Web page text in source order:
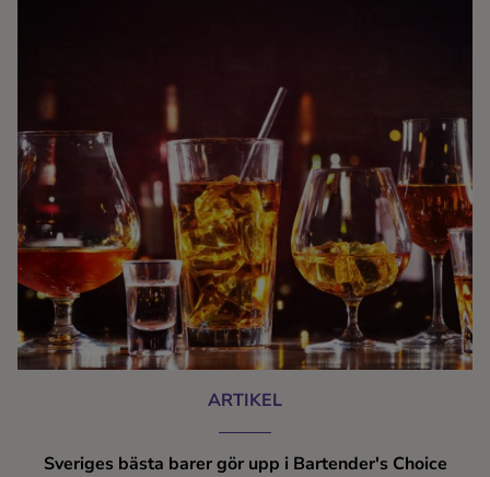
ARTIKEL
Sveriges bästa barer gör upp i Bartender's Choice